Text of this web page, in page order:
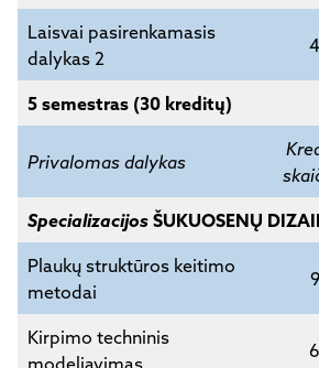
Laisvai pasirenkamasis
dalykas 2
4
5 semestras (30 kreditų)
Privalomas dalykas
Specializacijos ŠUKUOSENŲ
Plaukų struktūros keitimo
metodai
9
Kirpimo techninis
6